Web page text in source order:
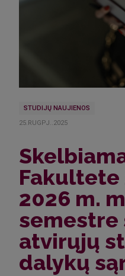
STUDIJŲ NAUJIENOS
25.RUGPJ..2025
2026 m.
semestre
atvirųjų
dalykų